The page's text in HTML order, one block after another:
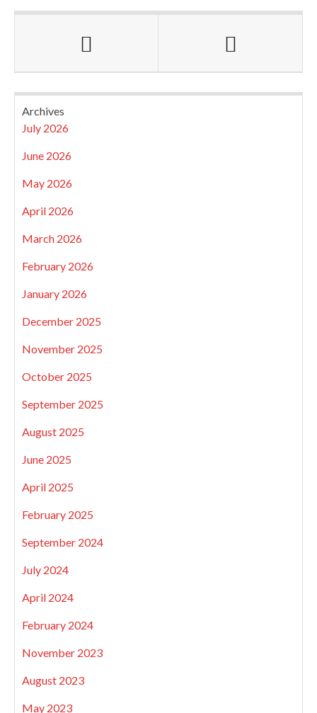
Archives
July 2026
June 2026
May 2026
April 2026
March 2026
February 2026
January 2026
December 2025
November 2025
October 2025
September 2025
August 2025
June 2025
April 2025
February 2025
September 2024
July 2024
April 2024
February 2024
November 2023
August 2023
May 2023